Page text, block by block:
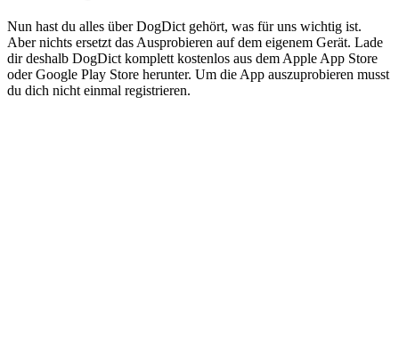
Nun hast du alles über DogDict gehört, was für uns wichtig ist.
Aber nichts ersetzt das Ausprobieren auf dem eigenem Gerät. Lade
dir deshalb DogDict komplett kostenlos aus dem Apple App Store
oder Google Play Store herunter. Um die App auszuprobieren musst
du dich nicht einmal registrieren.